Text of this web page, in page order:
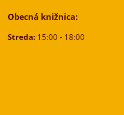
Obecná knižnica:
Streda:15:00 - 18:00